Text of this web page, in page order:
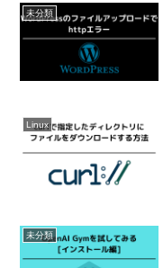
未分類
Linux
未分類